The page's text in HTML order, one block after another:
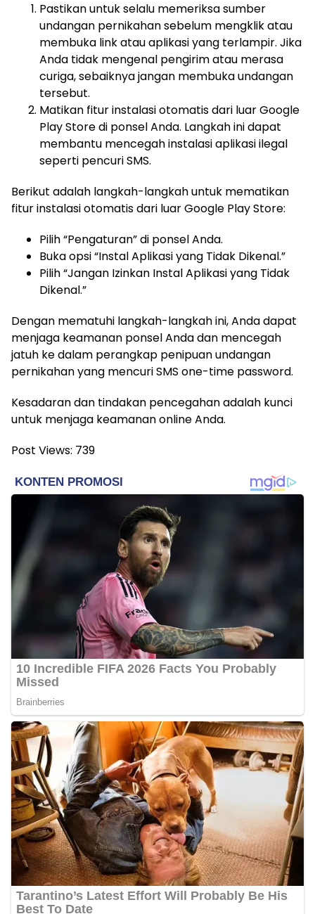
Pastikan untuk selalu memeriksa sumber
undangan pernikahan sebelum mengklik atau
membuka link atau aplikasi yang terlampir. Jika
Anda tidak mengenal pengirim atau merasa
curiga, sebaiknya jangan membuka undangan
tersebut.
Matikan fitur instalasi otomatis dari luar Google
Play Store di ponsel Anda. Langkah ini dapat
membantu mencegah instalasi aplikasi ilegal
seperti pencuri SMS.
Berikut adalah langkah-langkah untuk mematikan
fitur instalasi otomatis dari luar Google Play Store:
Pilih “Pengaturan” di ponsel Anda.
Buka opsi “Instal Aplikasi yang Tidak Dikenal.”
Pilih “Jangan Izinkan Instal Aplikasi yang Tidak
Dikenal.”
Dengan mematuhi langkah-langkah ini, Anda dapat
menjaga keamanan ponsel Anda dan mencegah
jatuh ke dalam perangkap penipuan undangan
pernikahan yang mencuri SMS one-time password.
Kesadaran dan tindakan pencegahan adalah kunci
untuk menjaga keamanan online Anda.
Post Views: 739